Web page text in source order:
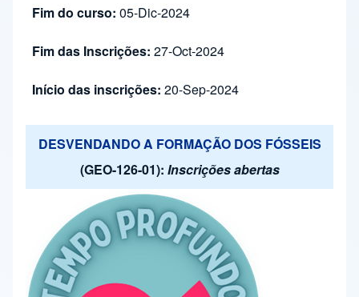
Fim do curso: 05-Dic-2024
Fim das Inscrições: 27-Oct-2024
Início das inscrições: 20-Sep-2024
DESVENDANDO A FORMAÇÃO DOS FÓSSEIS
(GEO-126-01): Inscrições abertas